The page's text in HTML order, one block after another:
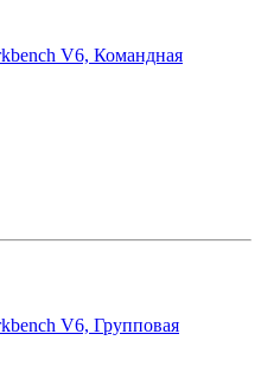
V6, Командная
V6, Групповая